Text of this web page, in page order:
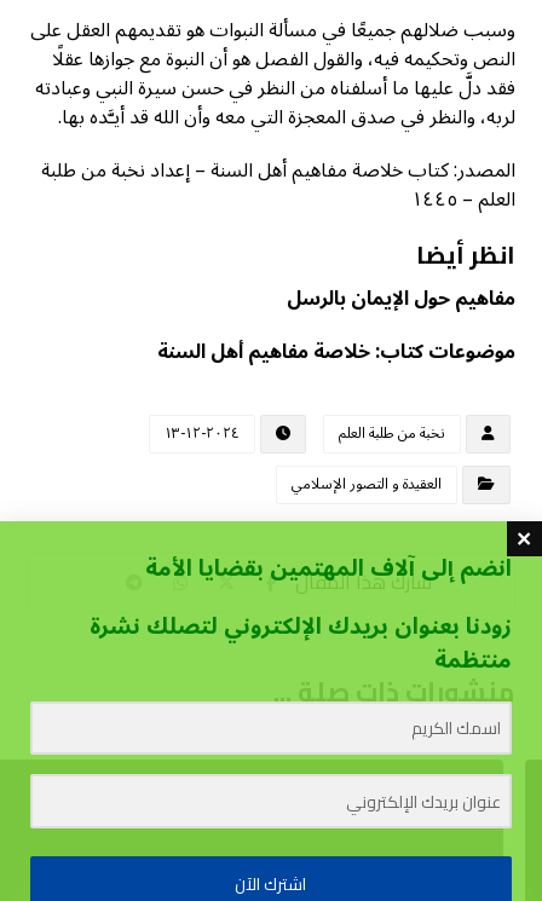
وسبب ضلالهم جميعًا في مسألة النبوات هو تقديمهم العقل على
النص وتحكيمه فيه، والقول الفصل هو أن النبوة مع جوازها عقلًا
فقد دلَّ عليها ما أسلفناه من النظر في حسن سيرة النبي وعبادته
لربه، والنظر في صدق المعجزة التي معه وأن الله قد أيـَّده بها.
المصدر: كتاب خلاصة مفاهيم أهل السنة – إعداد نخبة من طلبة
العلم – ١٤٤٥
انظر أيضا
مفاهيم حول الإيمان بالرسل
موضوعات كتاب: خلاصة مفاهيم أهل السنة
نخبة من طلبة العلم
٢٠٢٤-١٢-١٣
العقيدة و التصور الإسلامي
منشورات ذات صلة ...
انضم إلى آلاف المهتمين بقضايا الأمة
زودنا بعنوان بريدك الإلكتروني لتصلك نشرة
منتظمة
اشترك الآن